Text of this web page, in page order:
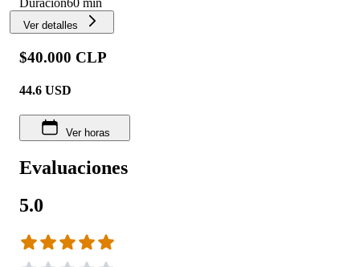
Ver detalles
$40.000 CLP
44.6 USD
Ver horas
Evaluaciones
5.0